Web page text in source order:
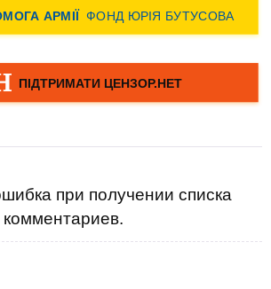
при получении списка
комментариев.